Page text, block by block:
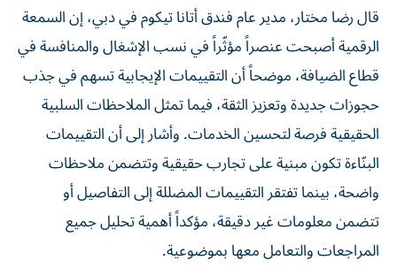
قال رضا مختار، مدير عام فندق أتانا تيكوم في دبي، إن السمعة
الرقمية أصبحت عنصراً مؤثّراً في نسب الإشغال والمنافسة في
قطاع الضيافة، موضحاً أن التقييمات الإيجابية تسهم في جذب
حجوزات جديدة وتعزيز الثقة، فيما تمثل الملاحظات السلبية
الحقيقية فرصة لتحسين الخدمات. وأشار إلى أن التقييمات
البنّاءة تكون مبنية على تجارب حقيقية وتتضمن ملاحظات
واضحة، بينما تفتقر التقييمات المضللة إلى التفاصيل أو
تتضمن معلومات غير دقيقة، مؤكداً أهمية تحليل جميع
المراجعات والتعامل معها بموضوعية.